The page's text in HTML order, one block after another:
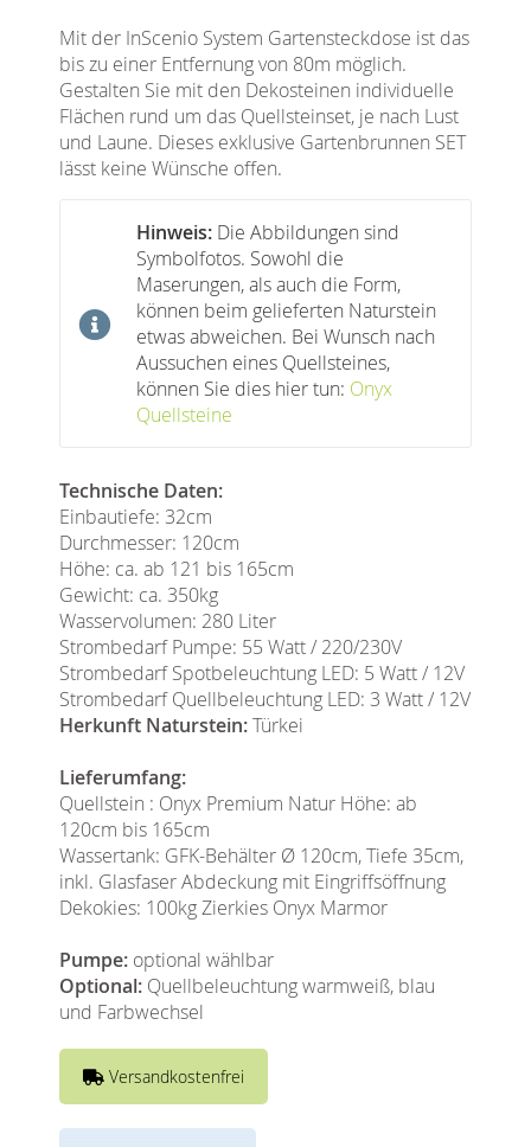
Mit der InScenio System Gartensteckdose ist das
bis zu einer Entfernung von 80m möglich.
Gestalten Sie mit den Dekosteinen individuelle
Flächen rund um das Quellsteinset, je nach Lust
und Laune. Dieses exklusive Gartenbrunnen SET
lässt keine Wünsche offen.
Hinweis: Die Abbildungen sind
Symbolfotos. Sowohl die
Maserungen, als auch die Form,
können beim gelieferten Naturstein
etwas abweichen. Bei Wunsch nach
Aussuchen eines Quellsteines,
können Sie dies hier tun: Onyx
Quellsteine
Technische Daten:
Einbautiefe: 32cm
Durchmesser: 120cm
Höhe: ca. ab 121 bis 165cm
Gewicht: ca. 350kg
Wasservolumen: 280 Liter
Strombedarf Pumpe: 55 Watt / 220/230V
Strombedarf Spotbeleuchtung LED: 5 Watt / 12V
Strombedarf Quellbeleuchtung LED: 3 Watt / 12V
Herkunft Naturstein:Türkei
Lieferumfang:
Quellstein : Onyx Premium Natur Höhe: ab
120cm bis 165cm
Wassertank: GFK-Behälter Ø 120cm, Tiefe 35cm,
inkl. Glasfaser Abdeckung mit Eingriffsöffnung
Dekokies: 100kg Zierkies Onyx Marmor
Pumpe: optional wählbar
Optional: Quellbeleuchtung warmweiß, blau
und Farbwechsel
Versandkostenfrei